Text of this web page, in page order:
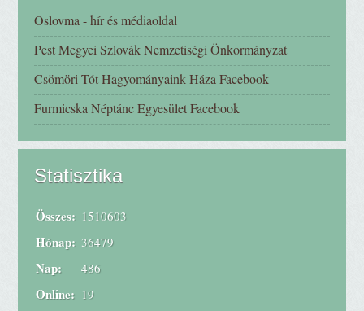
Oslovma - hír és médiaoldal
Pest Megyei Szlovák Nemzetiségi Önkormányzat
Csömöri Tót Hagyományaink Háza Facebook
Furmicska Néptánc Egyesület Facebook
Statisztika
Online: 19
Összes: 1510603
Hónap: 36479
Nap: 486